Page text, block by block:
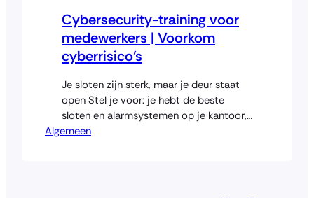
Cybersecurity-training voor
medewerkers | Voorkom
cyberrisico’s
Je sloten zijn sterk, maar je deur staat
open Stel je voor: je hebt de beste
sloten en alarmsystemen op je kantoor,
maar een medewerker laat per ongeluk
Algemeen